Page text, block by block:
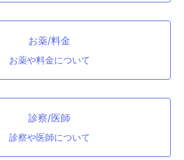
お薬/料金
お薬や料金について
診察/医師
診察や医師について